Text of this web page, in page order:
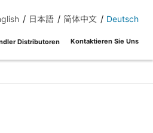
日本語 简体中文 Deutsch
Distributoren Kontaktieren Sie Uns